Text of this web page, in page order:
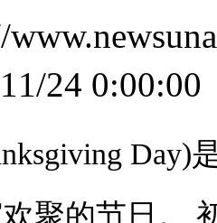
24 0:00:00
Day)
聚的节日。